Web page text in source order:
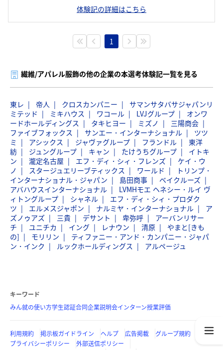
体験記の詳細はこちら
1
繊維/アパレル服飾の他の企業の本選考体験記一覧を見る
東レ 帝人 クロスカンパニー
サマンサタバサジャパンリ
ミテッド
ミキハウス ワコール LVJグループ
オンワ
ードホールディングス
タキヒヨー ミズノ
三陽商会
ファイブフォックス
サンエー・インターナショナル
ツツ
ミ
アシックス ジャヴァグループ フランドル
東洋
紡
ジュングループ キャン たけうちグループ
イトキ
ン
瀧定名古屋 エフ・ディ・シィ・フレンズ
ケイ・ウ
ノ
スタージュエリーブティックス ワールド
トリンプ・
インターナショナル・ジャパン
島田商事
ベイクルーズ
アバハウスインターナショナル
LVMHモエ ヘネシー・ルイ ヴ
ィトングループ
シャネル
エフ・ディ・シィ・プロダク
ツ
エルメスジャポン ナルミヤ・インターナショナル
ア
ズノゥアズ
三貴 デサント 卑弥呼
アーバンリサー
チ
ユニチカ イング レナウン 清原
やまと[きも
の]
モリリン
ティファニー・アンド・カンパニー・ジャパ
ン・インク
ルックホールディングス アルページュ
キーワード
みん就の使い方学生認証合同企業説明会インターン授業評価
利用規約 掲示板ガイドライン ヘルプ 広告掲載
グループ規約
プライバシーポリシー
外部送信ポリシー